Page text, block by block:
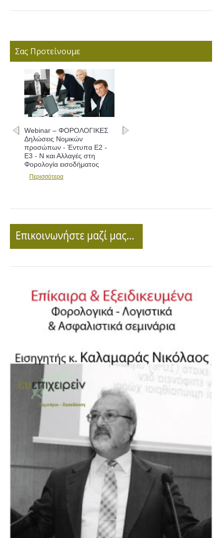
Σας Προτείνουμε
Webinar – ΦΟΡΟΛΟΓΙΚΕΣ
Δηλώσεις - Συμπλήρωση
εντύπων Ε1 - Ε2 - Ε3 και
Αλλαγές
Περισσότερα